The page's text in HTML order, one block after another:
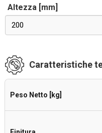
Altezza [mm]
200
Caratteristiche
Peso Netto [kg]